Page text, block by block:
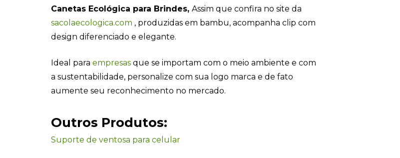
Canetas Ecológica para Brindes, Assim que confira no site da
sacolaecologica.com , produzidas em bambu, acompanha clip com
design diferenciado e elegante.
Ideal para empresas que se importam com o meio ambiente e com
a sustentabilidade, personalize com sua logo marca e de fato
aumente seu reconhecimento no mercado.
Outros Produtos:
Suporte de ventosa para celular